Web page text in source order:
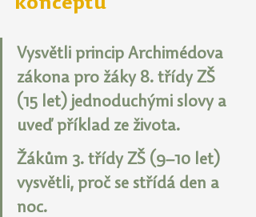
Vysvětli princip Archimédova
zákona pro žáky 8. třídy ZŠ
(15 let) jednoduchými slovy a
uveď příklad ze života.
Žákům 3. třídy ZŠ (9–10 let)
vysvětli, proč se střídá den a
noc.